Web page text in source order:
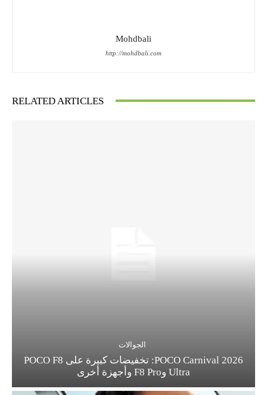
Mohdbali
http://mohdbali.com
RELATED ARTICLES
الجوالات
POCO Carnival 2026: تخفيضات كبيرة على POCO F8
Ultra وF8 Pro وأجهزة أخرى